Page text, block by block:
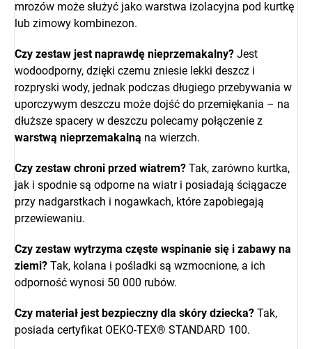
mrozów może służyć jako warstwa izolacyjna pod kurtkę
lub zimowy kombinezon.
Czy zestaw jest naprawdę nieprzemakalny? Jest
wodoodporny, dzięki czemu zniesie lekki deszcz i
rozpryski wody, jednak podczas długiego przebywania w
uporczywym deszczu może dojść do przemiękania – na
dłuższe spacery w deszczu polecamy połączenie z
warstwą nieprzemakalną na wierzch.
Czy zestaw chroni przed wiatrem? Tak, zarówno kurtka,
jak i spodnie są odporne na wiatr i posiadają ściągacze
przy nadgarstkach i nogawkach, które zapobiegają
przewiewaniu.
Czy zestaw wytrzyma częste wspinanie się i zabawy na
ziemi? Tak, kolana i pośladki są wzmocnione, a ich
odporność wynosi 50 000 rubów.
Czy materiał jest bezpieczny dla skóry dziecka? Tak,
posiada certyfikat OEKO-TEX® STANDARD 100.